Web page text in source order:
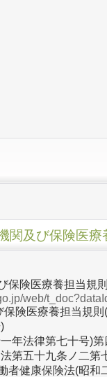
関及び保険医
保険医療養担当規
web/
険医療養担当規
年法律第七十号)
第五十九条ノ二
者健康保険法(昭